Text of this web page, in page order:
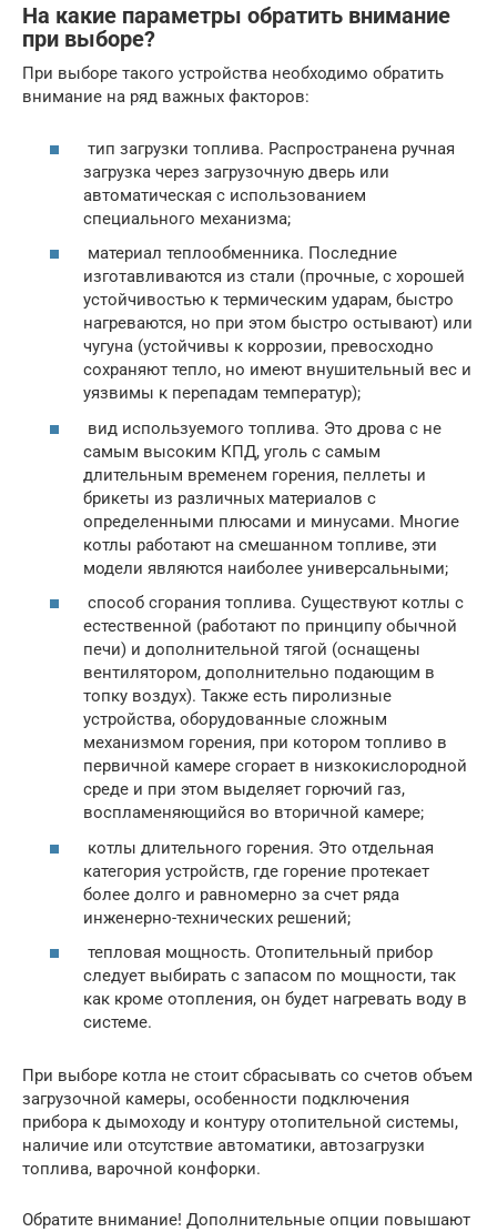
На какие параметры обратить внимание
при выборе?
При выборе такого устройства необходимо обратить
внимание на ряд важных факторов:
тип загрузки топлива. Распространена ручная
загрузка через загрузочную дверь или
автоматическая с использованием
специального механизма;
материал теплообменника. Последние
изготавливаются из стали (прочные, с хорошей
устойчивостью к термическим ударам, быстро
нагреваются, но при этом быстро остывают) или
чугуна (устойчивы к коррозии, превосходно
сохраняют тепло, но имеют внушительный вес и
уязвимы к перепадам температур);
вид используемого топлива. Это дрова с не
самым высоким КПД, уголь с самым
длительным временем горения, пеллеты и
брикеты из различных материалов с
определенными плюсами и минусами. Многие
котлы работают на смешанном топливе, эти
модели являются наиболее универсальными;
способ сгорания топлива. Существуют котлы с
естественной (работают по принципу обычной
печи) и дополнительной тягой (оснащены
вентилятором, дополнительно подающим в
топку воздух). Также есть пиролизные
устройства, оборудованные сложным
механизмом горения, при котором топливо в
первичной камере сгорает в низкокислородной
среде и при этом выделяет горючий газ,
воспламеняющийся во вторичной камере;
котлы длительного горения. Это отдельная
категория устройств, где горение протекает
более долго и равномерно за счет ряда
инженерно-технических решений;
тепловая мощность. Отопительный прибор
следует выбирать с запасом по мощности, так
как кроме отопления, он будет нагревать воду в
системе.
При выборе котла не стоит сбрасывать со счетов объем
загрузочной камеры, особенности подключения
прибора к дымоходу и контуру отопительной системы,
наличие или отсутствие автоматики, автозагрузки
топлива, варочной конфорки.
Обратите внимание! Дополнительные опции повышают